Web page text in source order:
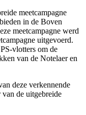
meetcampagne
in de Boven
meetcampagne werd
uitgevoerd.
vlotters om de
van de Notelaer en
deze verkennende
van de uitgebreide